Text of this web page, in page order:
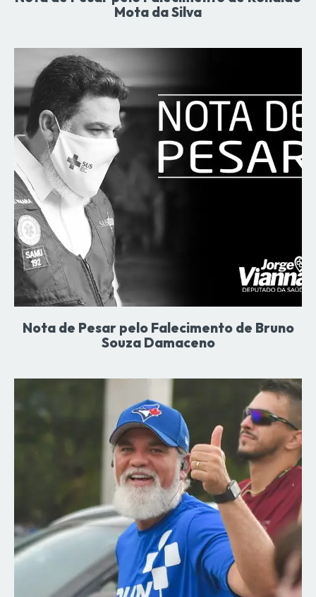
Mota da Silva
Nota de Pesar pelo Falecimento de Bruno
Souza Damaceno